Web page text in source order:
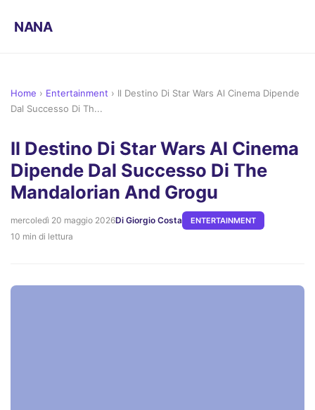
NANA
Home › Entertainment › Il Destino Di Star Wars Al Cinema Dipende
Dal Successo Di Th...
Il Destino Di Star Wars Al Cinema
Dipende Dal Successo Di The
Mandalorian And Grogu
mercoledì 20 maggio 2026Di Giorgio Costa ENTERTAINMENT
10 min di lettura